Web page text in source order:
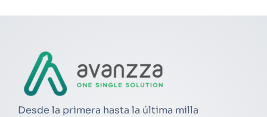
Desde la primera hasta la última milla